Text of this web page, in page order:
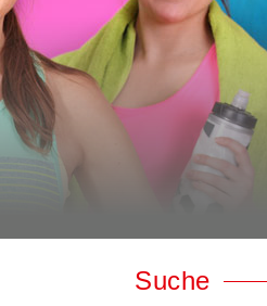
Suche